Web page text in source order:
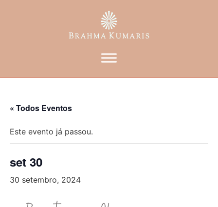
« Todos Eventos
Este evento já passou.
set 30
30 setembro, 2024